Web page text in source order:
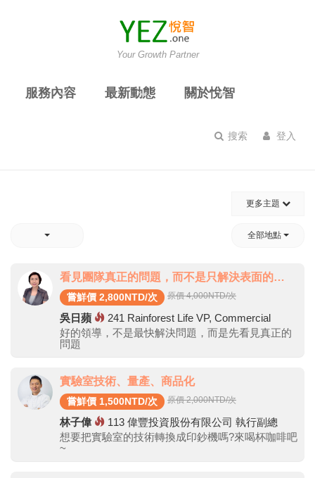
Your Growth Partner
服務內容 最新動態 關於悅智
搜索 登入
更多主題
全部地點
看見團隊真正的問題，而不是只解決表面的問題
嘗鮮價 2,800NTD/次 原價 4,000NTD/次
吳日蘋 241 Rainforest Life VP, Commercial
好的領導，不是最快解決問題，而是先看見真正的
問題
實驗室技術、量產、商品化
嘗鮮價 1,500NTD/次 原價 2,000NTD/次
林子偉 113 偉豐投資股份有限公司 執行副總
想要把實驗室的技術轉換成印鈔機嗎?來喝杯咖啡吧
~